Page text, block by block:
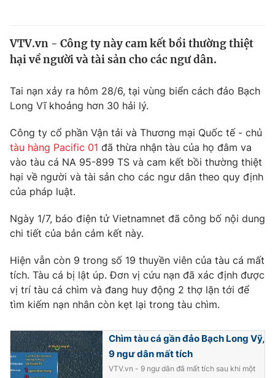
Thế giới
Tin tức
Thế giới đó đây
Câu chuyện quốc tế
Kinh tế
Tài chính
Thị trường
Góc doanh nghiệp
Dữ liệu và đời sống
Truyền hình
Phim VTV
Hậu trường
Khán giả
Giải sao mai
Điện ảnh
Âm nhạc
Sao
Du lịch
Làm đẹp
Giáo dục
Tuyển sinh
Học trực tuyến
Công nghệ
Hitech Công nghệ tương lai
Sản phẩm
Giao lưu trực tuyến
VTV.vn - Công ty này cam kết bồi thường thiệt
hại về người và tài sản cho các ngư dân.
Tai nạn xảy ra hôm 28/6, tại vùng biển cách đảo Bạch
Long Vĩ khoảng hơn 30 hải lý.
Công ty cổ phần Vận tải và Thương mại Quốc tế - chủ
tàu hàng Pacific 01 đã thừa nhận tàu của họ đâm va
vào tàu cá NA 95-899 TS và cam kết bồi thường thiệt
hại về người và tài sản cho các ngư dân theo quy định
của pháp luật.
Ngày 1/7, báo điện tử Vietnamnet đã công bố nội dung
chi tiết của bản cảm kết này.
Hiện vẫn còn 9 trong số 19 thuyền viên của tàu cá mất
tích. Tàu cá bị lật úp. Đơn vị cứu nạn đã xác định được
vị trí tàu cá chìm và đang huy động 2 thợ lặn tới để
tìm kiếm nạn nhân còn kẹt lại trong tàu chìm.
Chìm tàu cá gần đảo Bạch Long Vỹ,
9 ngư dân mất tích
VTV.vn - 9 ngư dân đã mất tích sau khi một